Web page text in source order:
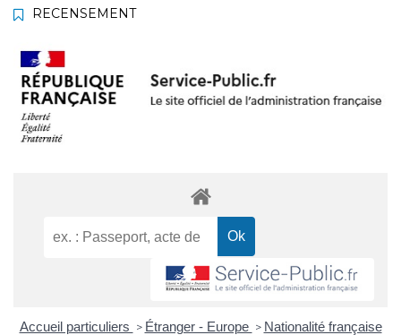
RECENSEMENT
Accueil particuliers > Étranger - Europe > Nationalité française